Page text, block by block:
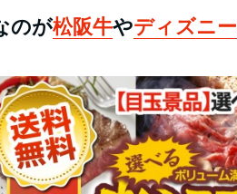
のが松阪牛やディズニー